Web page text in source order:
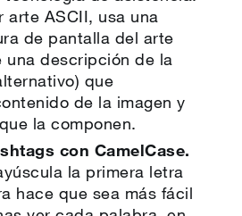
arte ASCII, usa una
de pantalla del arte
una descripción de la
que
de la imagen y
la componen.
con CamelCase.
la primera letra
hace que sea más fácil